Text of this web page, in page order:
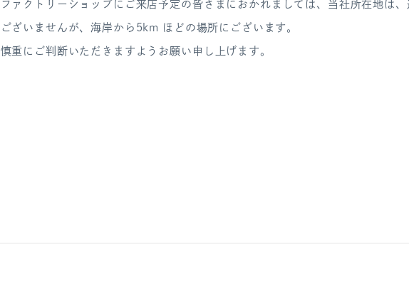
ファクトリーショップにご来店予定の皆さまにおかれましては、当社所在地は
ございませんが、海岸から5km ほどの場所にございます。
慎重にご判断いただきますようお願い申し上げます。